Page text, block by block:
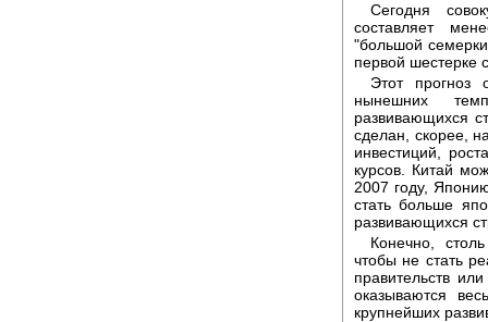
Сегодня
составляет
"большой
первой шестерке
Этот прогноз
нынешних
развивающихся
сделан, скорее,
инвестиций,
курсов. Китай
2007 году,
стать больше
развивающихся
Конечно,
чтобы не стать
правительств
оказываются
крупнейших